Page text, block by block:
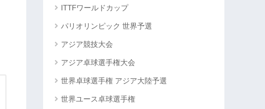
ITTFワールドカップ
パリオリンピック 世界予選
アジア競技大会
アジア卓球選手権大会
世界卓球選手権 アジア大陸予選
世界ユース卓球選手権